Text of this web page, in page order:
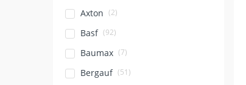
Axton (2)
Basf (92)
Baumax (7)
Bergauf (51)